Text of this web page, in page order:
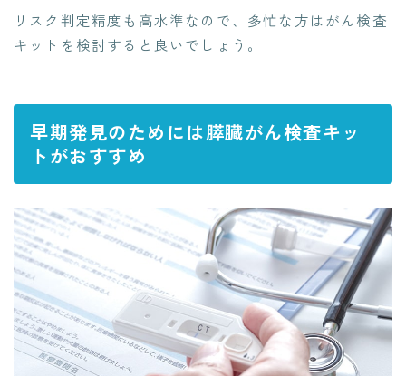
リスク判定精度も高水準なので、多忙な方はがん検査
キットを検討すると良いでしょう。
早期発見のためには膵臓がん検査キッ
トがおすすめ